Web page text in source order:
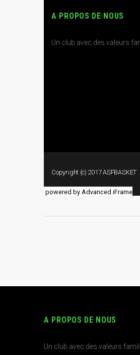
powered by Advanced iFrame
A PROPOS DE NOUS
Un club avec des valeurs